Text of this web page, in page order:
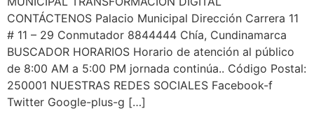
CONTÁCTENOS Palacio Municipal Dirección Carrera 11
# 11 – 29 Conmutador 8844444 Chía, Cundinamarca
BUSCADOR HORARIOS Horario de atención al público
de 8:00 AM a 5:00 PM jornada continúa.. Código Postal:
250001 NUESTRAS REDES SOCIALES Facebook-f
Twitter Google-plus-g […]